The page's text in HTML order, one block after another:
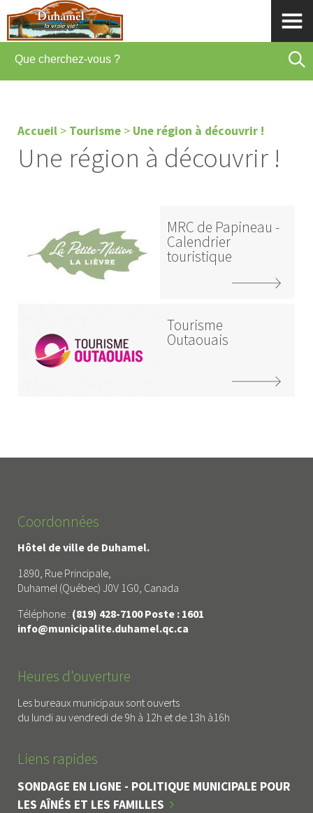
Accueil > Tourisme > Une région à découvrir !
Une région à découvrir !
MRC de Papineau -
Calendrier
touristique
Tourisme
Outaouais
Coordonnées
Hôtel de ville de Duhamel.
1890, Rue Principale,
Duhamel (Québec) J0V 1G0, Canada
Téléphone : (819) 428-7100 Poste : 1601
info@municipalite.duhamel.qc.ca
Heures d'ouverture
Les bureaux municipaux sont ouverts
du lundi au vendredi de 9h à 12h et de 13h à16h
Liens rapides
SONDAGE EN LIGNE - POLITIQUE MUNICIPALE POUR
LES AÎNÉS ET LES FAMILLES